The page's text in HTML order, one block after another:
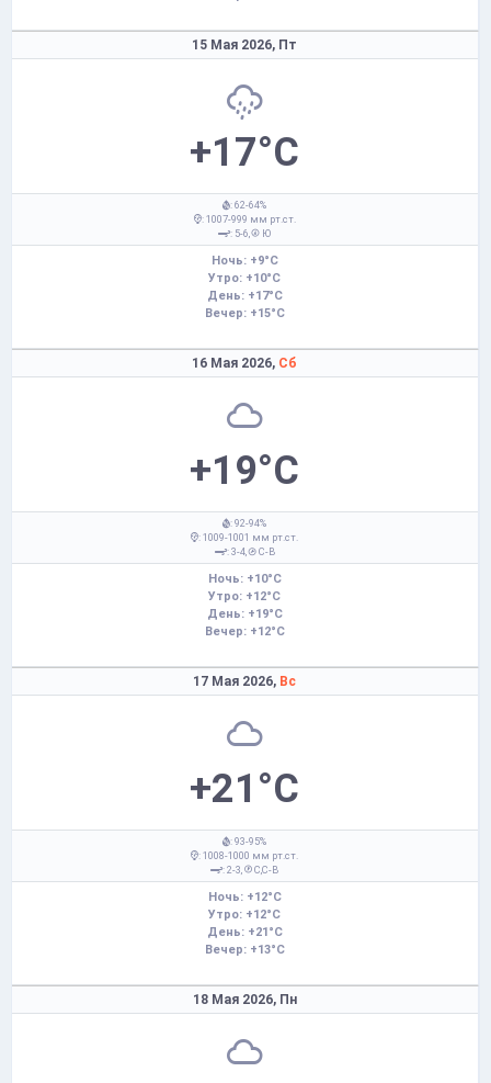
15 Мая 2026, Пт
+17°C
: 62-64%
: 1007-999 мм рт.ст.
: 5-6,
Ю
Ночь: +9°C
Утро: +10°C
День: +17°C
Вечер: +15°C
16 Мая 2026, Сб
+19°C
: 92-94%
: 1009-1001 мм рт.ст.
: 3-4,
С-В
Ночь: +10°C
Утро: +12°C
День: +19°C
Вечер: +12°C
17 Мая 2026, Вс
+21°C
: 93-95%
: 1008-1000 мм рт.ст.
: 2-3,
С,С-В
Ночь: +12°C
Утро: +12°C
День: +21°C
Вечер: +13°C
18 Мая 2026, Пн